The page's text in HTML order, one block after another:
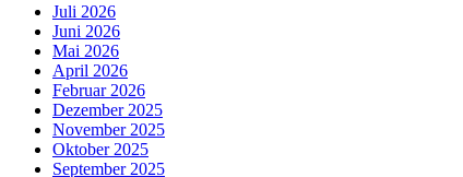
Juli 2026
Juni 2026
Mai 2026
April 2026
Februar 2026
Dezember 2025
November 2025
Oktober 2025
September 2025